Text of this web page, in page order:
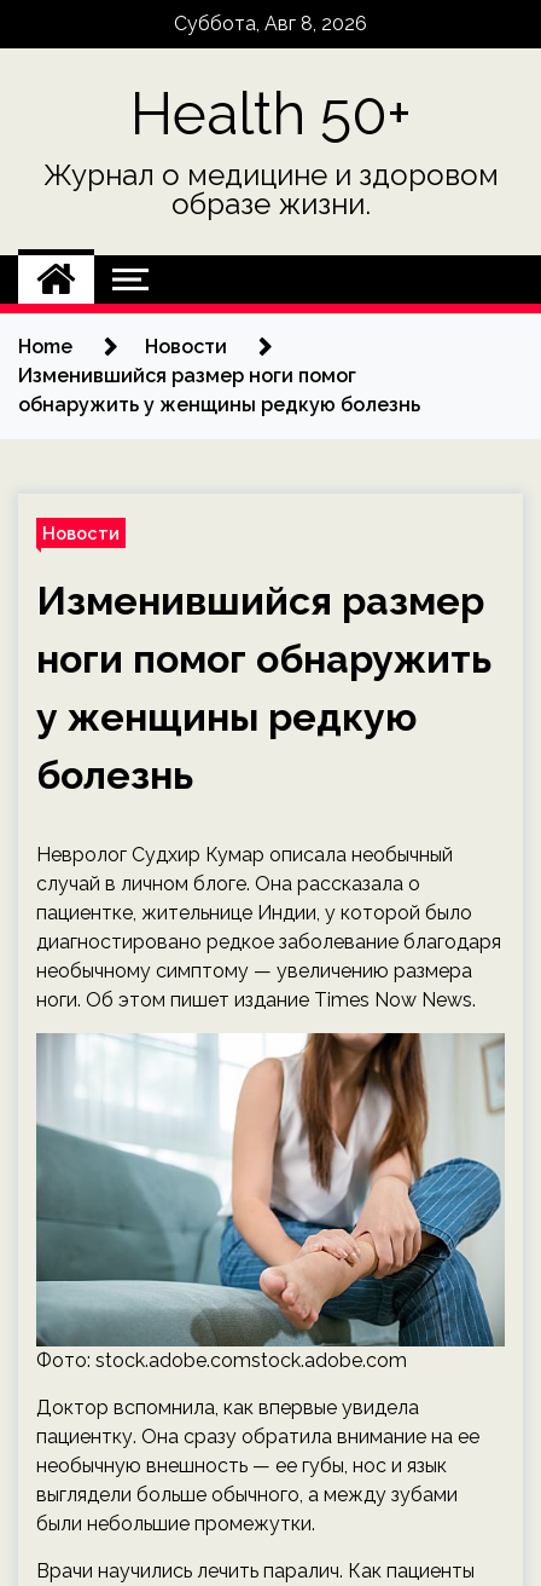
Суббота, Авг 8, 2026
Health 50+
Журнал о медицине и здоровом
образе жизни.
Home
Новости
Изменившийся размер ноги помог
обнаружить у женщины редкую болезнь
Новости
Изменившийся размер
ноги помог обнаружить
у женщины редкую
болезнь
Невролог Судхир Кумар описала необычный
случай в личном блоге. Она рассказала о
пациентке, жительнице Индии, у которой было
диагностировано редкое заболевание благодаря
необычному симптому — увеличению размера
ноги. Об этом пишет издание Times Now News.
Фото: stock.adobe.comstock.adobe.com
Доктор вспомнила, как впервые увидела
пациентку. Она сразу обратила внимание на ее
необычную внешность — ее губы, нос и язык
выглядели больше обычного, а между зубами
были небольшие промежутки.
Врачи научились лечить паралич. Как пациенты